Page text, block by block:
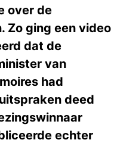
over de
Zo ging een video
dat de
van
had
deed
echter